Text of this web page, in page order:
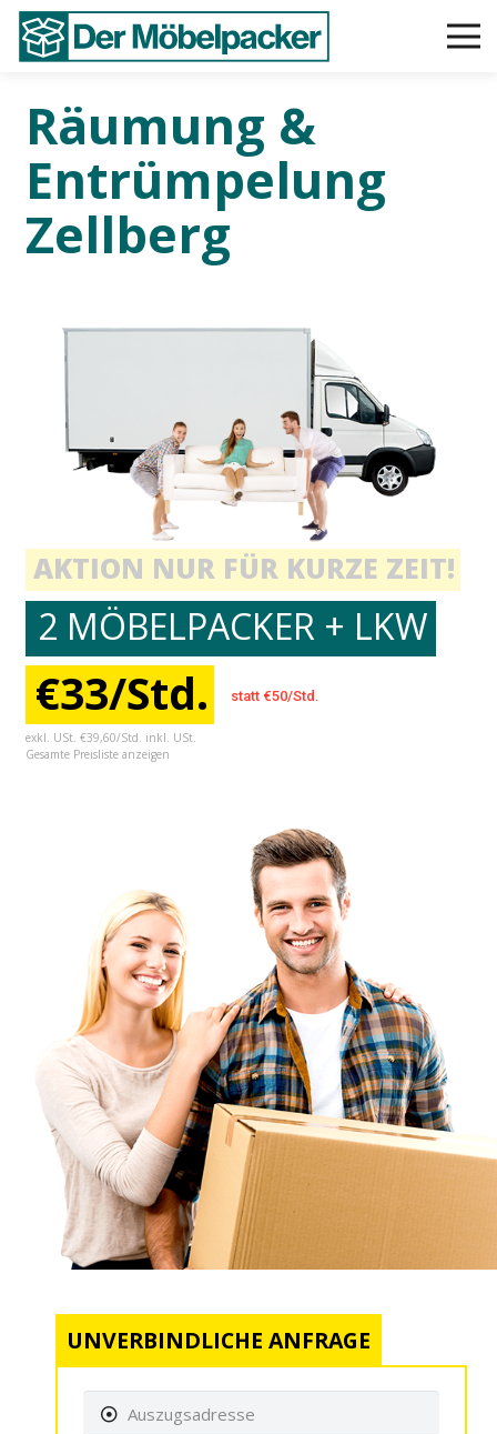
Räumung &
Entrümpelung
Zellberg
2 MÖBELPACKER + LKW
statt €50/Std.
€33/Std.
AKTION NUR FÜR KURZE ZEIT!
exkl. USt. €39,60/Std. inkl. USt.
Gesamte Preisliste anzeigen
UNVERBINDLICHE ANFRAGE